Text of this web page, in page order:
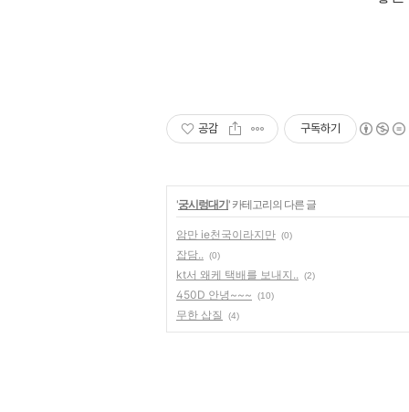
공감 구독하기
'궁시렁대기' 카테고리의 다른 글
암만 ie천국이라지만 (0)
잡담.. (0)
kt서 왜케 택배를 보내지.. (2)
450D 안녕~~~ (10)
무한 삽질 (4)